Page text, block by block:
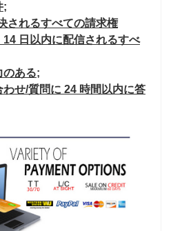
;
されるすべての請求権
日以内に配信されるすべ
のある;
せ/質問に 24 時間以内に答